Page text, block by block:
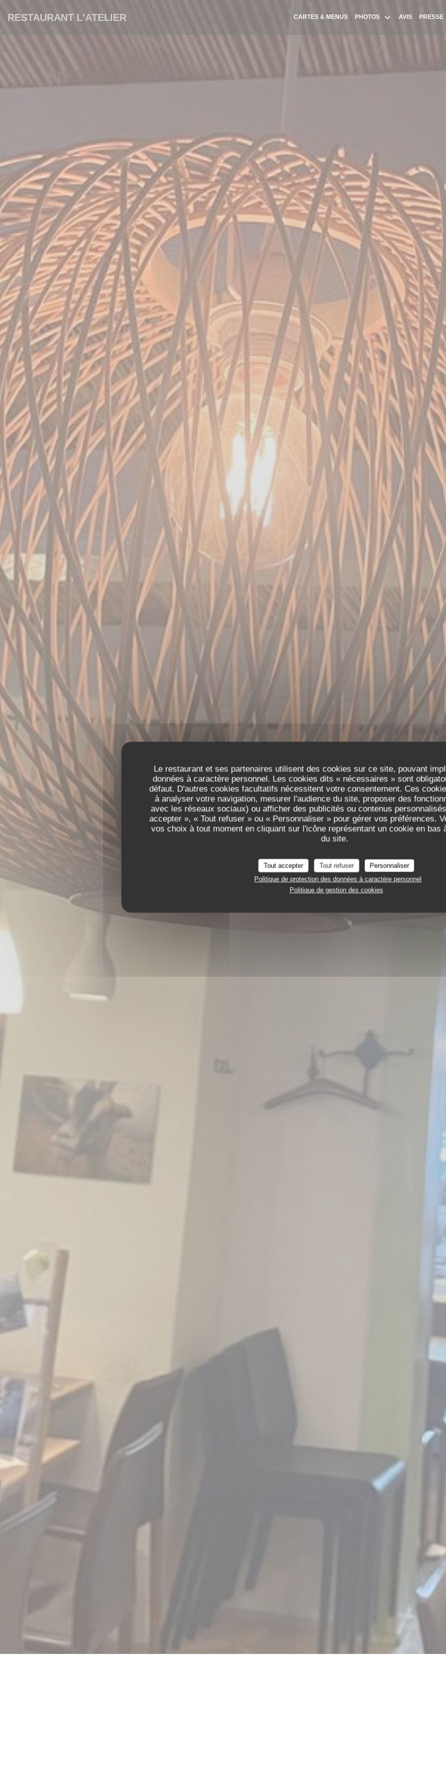
Le restaurant et ses partenaires utilisent des cookies sur ce site, pouvant
données à caractère personnel. Les cookies dits « nécessaires » sont
défaut. D'autres cookies facultatifs nécessitent votre consentement. Ces
à analyser votre navigation, mesurer l'audience du site, proposer des
avec les réseaux sociaux) ou afficher des publicités ou contenus
accepter », « Tout refuser » ou « Personnaliser » pour gérer vos préférences.
vos choix à tout moment en cliquant sur l'icône représentant un cookie en bas
du site.
Tout accepter Tout refuser
Personnaliser
Politique de protection des données à caractère personnel
Politique de gestion des cookies
RESTAURANT L'ATELIER CARTES & MENUS PHOTOS AVIS PRESSE
RESTAURANT
RESTAURANT L'ATELIER
RESTAURANT |STRASBOURG
RÉSERVER